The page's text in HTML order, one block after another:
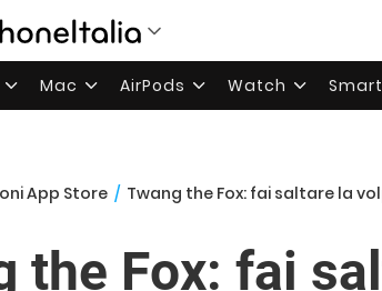
Mac AirPods Watch
App Store / Twang the Fox: fai saltare la
the Fox: fai